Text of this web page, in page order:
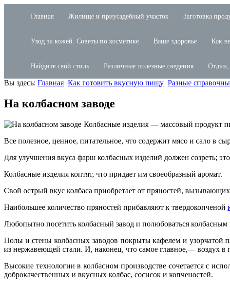
Главная Жилище и приусадебный участок Заготовка
Уход за кожей. Советы по косметике Ваше здоровье Как
Найдите свой стиль Различные полезные сведения Отдых,
Вы здесь: Главная Как готовить вкусную пищу Разные
На колбасном заводе
Колбасные изделия — массовый продукт
Все полезное, ценное, питательное, что содержит мясо и сало в
Для улучшения вкуса фарш колбасных изделий должен созреть;
Колбасные изделия коптят, что придает им своеобразный аромат.
Свой острый вкус колбаса приобретает от пряностей,
Наибольшее количество пряностей прибавляют к твердокопченой
Любопытно посетить колбасный завод и полюбоваться колбасным
Полы и стены колбасных заводов покрыты кафелем и узорчатой
из нержавеющей стали. И, наконец, что самое главное,— воздух в
Высокие технологии в колбасном производстве сочетается с
доброкачественных и вкусных колбас, сосисок и копченостей.